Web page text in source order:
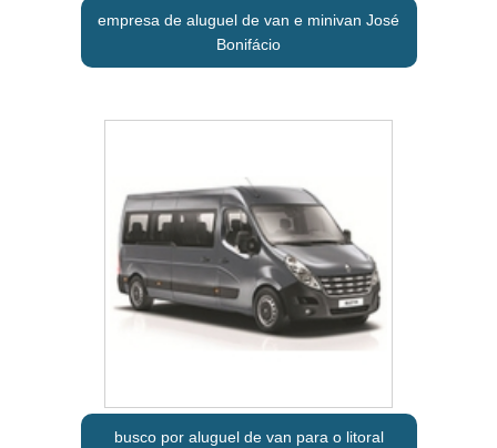
empresa de aluguel de van e minivan José
Bonifácio
busco por aluguel de van para o litoral